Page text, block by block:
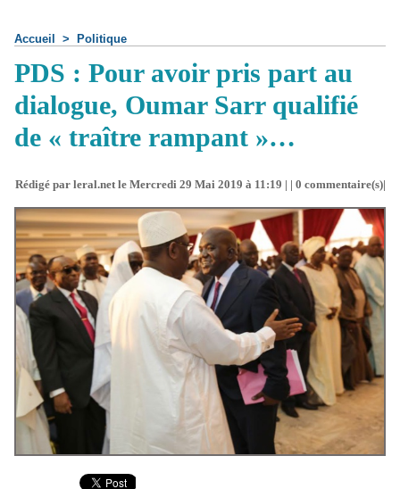
Accueil > Politique
PDS : Pour avoir pris part au
dialogue, Oumar Sarr qualifié
de « traître rampant »…
Rédigé par leral.net le Mercredi 29 Mai 2019 à 11:19 | | 0 commentaire(s)|